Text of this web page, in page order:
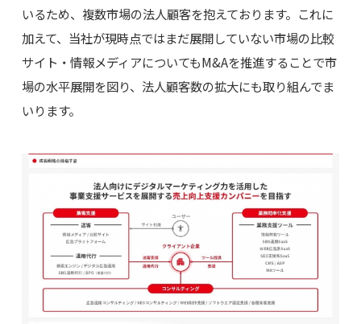
いるため、複数市場の法人顧客を抱えております。これに
加えて、当社が現時点ではまだ展開していない市場の比較
サイト・情報メディアについてもM&Aを推進することで市
場の水平展開を図り、法人顧客数の拡大にも取り組んでま
いります。